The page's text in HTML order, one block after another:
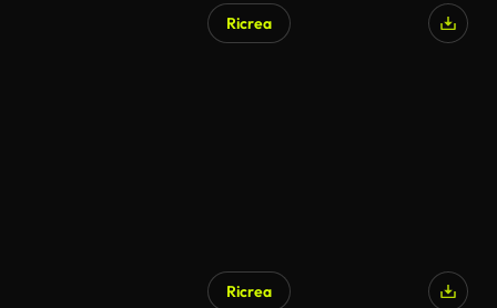
Ricrea
Ricrea